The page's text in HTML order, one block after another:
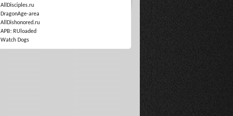
AllDisciples.ru
DragonAge-area
AllDishonored.ru
APB: RUloaded
Watch Dogs